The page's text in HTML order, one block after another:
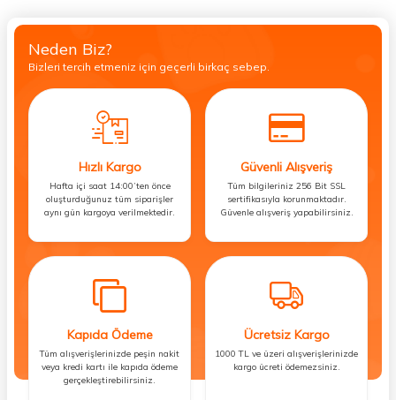
Neden Biz?
Bizleri tercih etmeniz için geçerli birkaç sebep.
Hızlı Kargo
Hafta içi saat 14:00’ten önce
oluşturduğunuz tüm siparişler
aynı gün kargoya verilmektedir.
Güvenli Alışveriş
Tüm bilgileriniz 256 Bit SSL
sertifikasıyla korunmaktadır.
Güvenle alışveriş yapabilirsiniz.
Kapıda Ödeme
Tüm alışverişlerinizde peşin nakit
veya kredi kartı ile kapıda ödeme
gerçekleştirebilirsiniz.
Ücretsiz Kargo
1000 TL ve üzeri alışverişlerinizde
kargo ücreti ödemezsiniz.